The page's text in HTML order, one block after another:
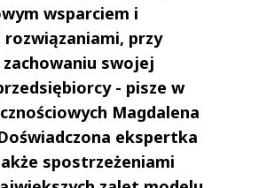
wsparciem i
przy
swojej
- pisze w
Magdalena
ekspertka
spostrzeżeniami